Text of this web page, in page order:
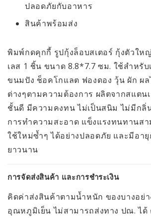
ปลอดภัยกับอาหาร
สินค้าพร้อมส่ง
พิมพ์กดคุกกี้ รูปกุ้งล็อบสเตอร์ กุ้งตัวให
เลส 1 ชิ้น ขนาด 8.8*7.7 ซม. ใช้สำหรั
ขนมปัง ช็อคโกแลต ฟองดอง วุ้น ผัก ผ
ต่างๆตามความต้องการ ผลิตจากสแตน
ชั้นดี มีความคงทน ไม่เป็นสนิม ไม่มีกลิ่
การทำความสะอาด แข็งแรงทนทานส
ใช้ใหม่ซ้ำๆ ได้อย่างปลอดภัย และมีอา
ยาวนาน
การจัดส่งสินค้า และการชำระเงิน
คิดค่าส่งสินค้าตามน้ำหนัก ของบางอย่า
อุณหภูมิเย็น ไม่สามารถส่งทาง ปณ. ได้